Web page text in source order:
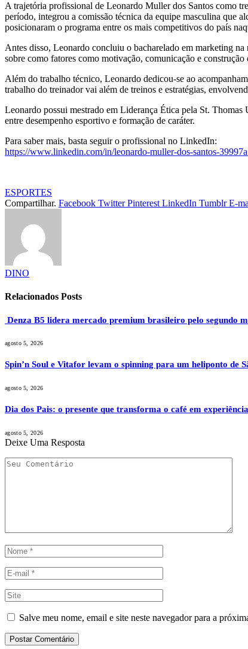
A trajetória profissional de Leonardo Muller dos Santos como
período, integrou a comissão técnica da equipe masculina que
posicionaram o programa entre os mais competitivos do país
Antes disso, Leonardo concluiu o bacharelado em marketing
sobre como fatores como motivação, comunicação e
Além do trabalho técnico, Leonardo dedicou-se ao
trabalho do treinador vai além de treinos e estratégias,
Leonardo possui mestrado em Liderança Ética pela St.
entre desempenho esportivo e formação de caráter.
Para saber mais, basta seguir o profissional no LinkedIn:
https://www.linkedin.com/in/leonardo-muller-dos-santos-
ESPORTES
Compartilhar. Facebook Twitter Pinterest LinkedIn Tumblr E-
DINO
Relacionados Posts
Denza B5 lidera mercado premium brasileiro pelo segundo
agosto 5, 2026
Spin’n Soul e Vitafor levam o spinning para um heliponto de
agosto 5, 2026
Dia dos Pais: o presente que transforma o café em experiência
agosto 5, 2026
Deixe Uma Resposta
Salve meu nome, email e site neste navegador para a